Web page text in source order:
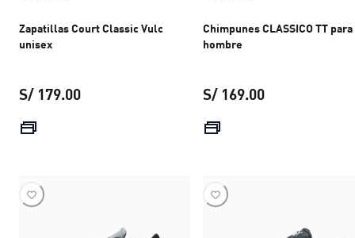
Zapatillas Court Classic Vulc
unisex
S/ 179.00
precio actual S/ 179.00
Chimpunes CLASSICO TT para
hombre
S/ 169.00